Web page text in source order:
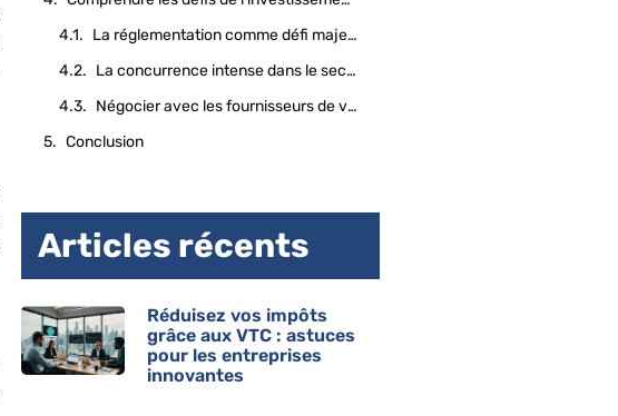
La réglementation comme défi majeur
La concurrence intense dans le secteur du VTC
Négocier avec les fournisseurs de véhicules et les assureurs
Conclusion
Articles récents
Réduisez vos impôts
grâce aux VTC : astuces
pour les entreprises
innovantes